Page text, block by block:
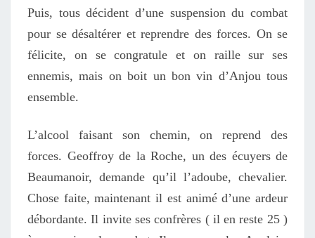
Puis, tous décident d’une suspension du combat
pour se désaltérer et reprendre des forces. On se
félicite, on se congratule et on raille sur ses
ennemis, mais on boit un bon vin d’Anjou tous
ensemble.
L’alcool faisant son chemin, on reprend des
forces. Geoffroy de la Roche, un des écuyers de
Beaumanoir, demande qu’il l’adoube, chevalier.
Chose faite, maintenant il est animé d’une ardeur
débordante. Il invite ses confrères ( il en reste 25 )